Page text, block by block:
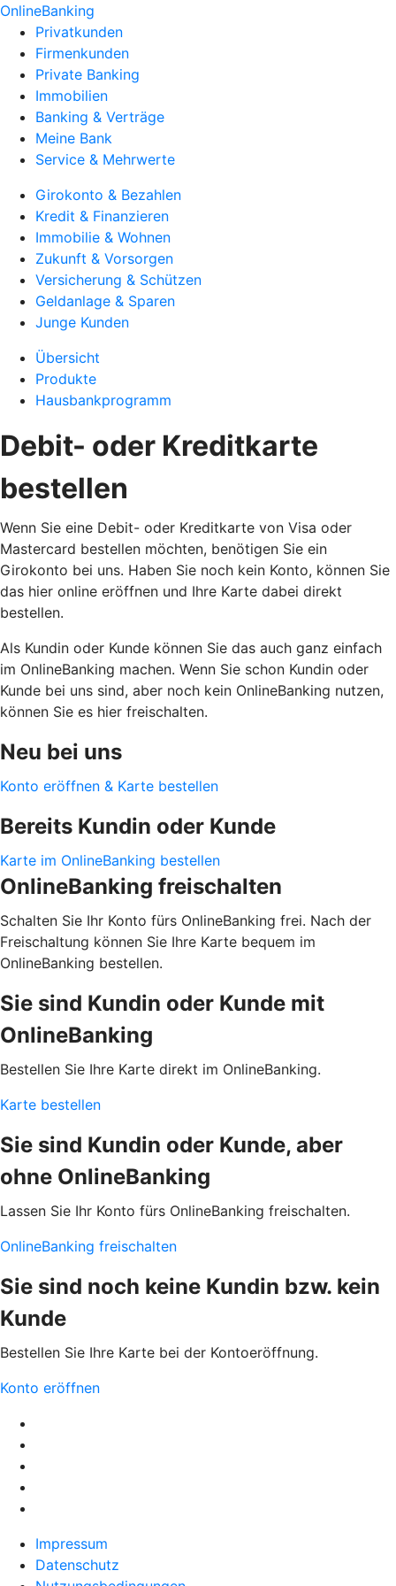
OnlineBanking
Privatkunden
Firmenkunden
Private Banking
Immobilien
Banking & Verträge
Meine Bank
Service & Mehrwerte
Girokonto & Bezahlen
Kredit & Finanzieren
Immobilie & Wohnen
Zukunft & Vorsorgen
Versicherung & Schützen
Geldanlage & Sparen
Junge Kunden
Übersicht
Produkte
Hausbankprogramm
Debit- oder Kreditkarte
bestellen
Wenn Sie eine Debit- oder Kreditkarte von Visa oder
Mastercard bestellen möchten, benötigen Sie ein
Girokonto bei uns. Haben Sie noch kein Konto, können Sie
das hier online eröffnen und Ihre Karte dabei direkt
bestellen.
Als Kundin oder Kunde können Sie das auch ganz einfach
im OnlineBanking machen. Wenn Sie schon Kundin oder
Kunde bei uns sind, aber noch kein OnlineBanking nutzen,
können Sie es hier freischalten.
Neu bei uns
Konto eröffnen & Karte bestellen
Bereits Kundin oder Kunde
Karte im OnlineBanking bestellen
OnlineBanking freischalten
Schalten Sie Ihr Konto fürs OnlineBanking frei. Nach der
Freischaltung können Sie Ihre Karte bequem im
OnlineBanking bestellen.
Sie sind Kundin oder Kunde mit
OnlineBanking
Bestellen Sie Ihre Karte direkt im OnlineBanking.
Karte bestellen
Sie sind Kundin oder Kunde, aber
ohne OnlineBanking
Lassen Sie Ihr Konto fürs OnlineBanking freischalten.
OnlineBanking freischalten
Sie sind noch keine Kundin bzw. kein
Kunde
Bestellen Sie Ihre Karte bei der Kontoeröffnung.
Konto eröffnen
Impressum
Datenschutz